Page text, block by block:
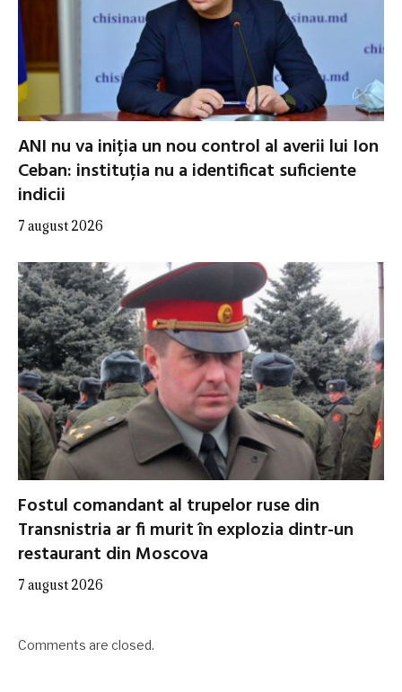
ANI nu va iniția un nou control al averii lui Ion
Ceban: instituția nu a identificat suficiente
indicii
7 august 2026
Fostul comandant al trupelor ruse din
Transnistria ar fi murit în explozia dintr-un
restaurant din Moscova
7 august 2026
Comments are closed.